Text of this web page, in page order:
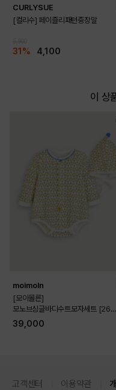
CURLYSUE
[컬리수] 페이즐리패턴중장말
31% 4,100
이 상
moimoln
[모이몰른]
모노브싱글바디수트모자세트 [26
가을]
39,000
고객센터 이용약관